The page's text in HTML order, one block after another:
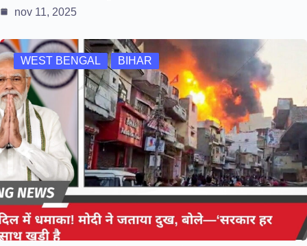
nov 11, 2025
WEST BENGAL BIHAR